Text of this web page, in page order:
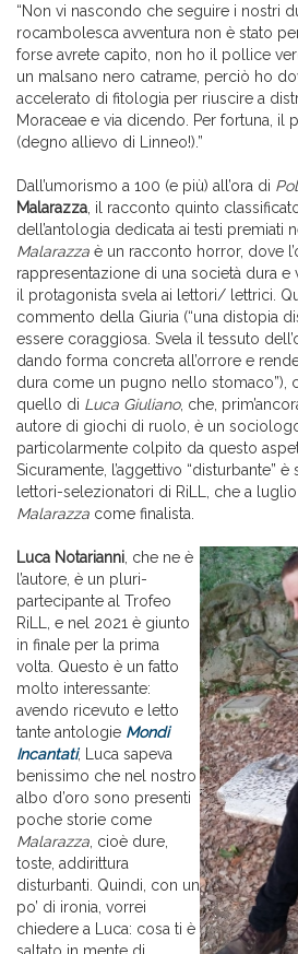
“Non vi nascondo che seguire i nostri
rocambolesca avventura non è stato
forse avrete capito, non ho il pollice
un malsano nero catrame, perciò ho
accelerato di fitologia per riuscire a
Moraceae e via dicendo. Per fortuna, il
(degno allievo di Linneo!).”
Dall’umorismo a 100 (e più) all’ora di
Malarazza , il racconto quinto
dell’antologia dedicata ai testi premiati
Malarazza è un racconto horror, dove
rappresentazione di una società dura e
il protagonista svela ai lettori/ lettrici.
commento della Giuria (“una distopia
essere coraggiosa. Svela il tessuto
dando forma concreta all’orrore e
dura come un pugno nello stomaco”),
quello di Luca Giuliano, che,
autore di giochi di ruolo, è un
particolarmente colpito da questo
Sicuramente, l’aggettivo “disturbante”
lettori-selezionatori di RiLL, che a
Malarazza come finalista.
Luca Notarianni , che ne è
l’autore, è un pluri-
partecipante al Trofeo
RiLL, e nel 2021 è giunto
in finale per la prima
volta. Questo è un fatto
molto interessante:
avendo ricevuto e letto
tante antologie Mondi
Incantati, Luca sapeva
benissimo che nel nostro
albo d’oro sono presenti
poche storie come
Malarazza , cioè dure,
toste, addirittura
disturbanti. Quindi, con un
po’ di ironia, vorrei
chiedere a Luca: cosa ti è